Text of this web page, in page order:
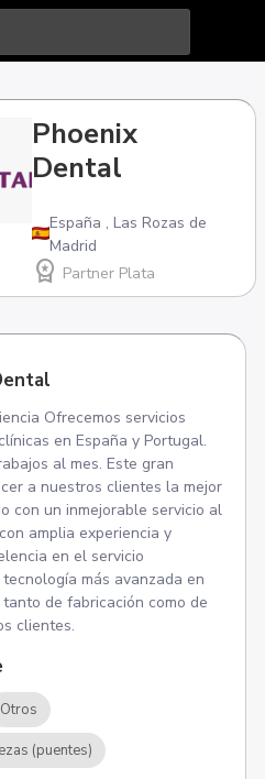
Phoenix
Dental
España , Las Rozas de
Madrid
workspace_premium Partner Plata
Ofrecemos servicios
en España y Portugal.
al mes. Este gran
a nuestros clientes la mejor
con un inmejorable servicio al
amplia experiencia y
en el servicio
más avanzada en
de fabricación como de
clientes.
Otros
(puentes)